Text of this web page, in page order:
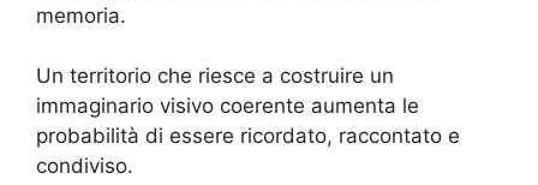
memoria.
Un territorio che riesce a costruire un
immaginario visivo coerente aumenta le
probabilità di essere ricordato, raccontato e
condiviso.